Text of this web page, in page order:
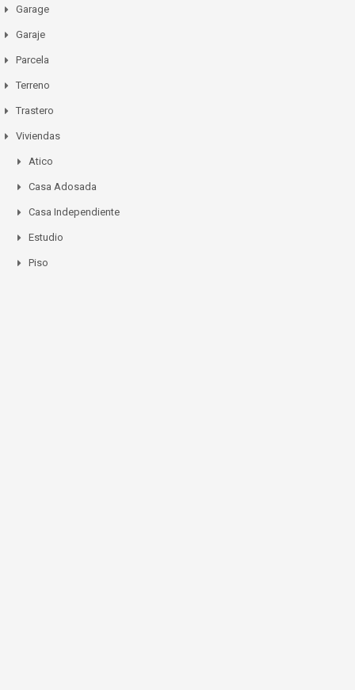
Garage
Garaje
Parcela
Terreno
Trastero
Viviendas
Atico
Casa Adosada
Casa Independiente
Estudio
Piso